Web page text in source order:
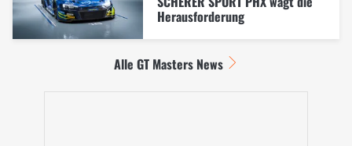
Herausforderung
Alle GT Masters News